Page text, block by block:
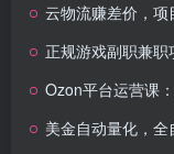
云物流赚差价，项目纯
正规游戏副职兼职
Ozon平台运营课：选品
美金自动量化，全自动